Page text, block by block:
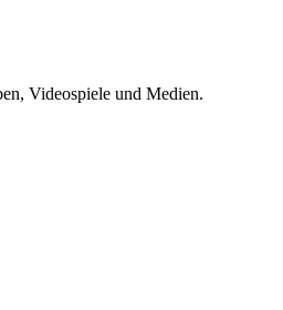
Videospiele und Medien.